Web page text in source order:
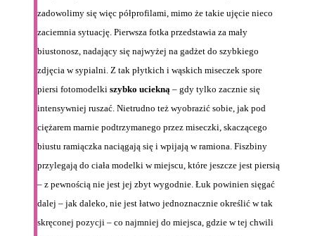
zadowolimy się więc półprofilami, mimo że takie ujęcie nieco
zaciemnia sytuację. Pierwsza fotka przedstawia za mały
biustonosz, nadający się najwyżej na gadżet do szybkiego
zdjęcia w sypialni. Z tak płytkich i wąskich miseczek spore
piersi fotomodelki szybko uciekną – gdy tylko zacznie się
intensywniej ruszać. Nietrudno też wyobrazić sobie, jak pod
ciężarem marnie podtrzymanego przez miseczki, skaczącego
biustu ramiączka naciągają się i wpijają w ramiona. Fiszbiny
przylegają do ciała modelki w miejscu, które jeszcze jest piersią
– z pewnością nie jest jej zbyt wygodnie. Łuk powinien sięgać
dalej – jak daleko, nie jest łatwo jednoznacznie określić w tak
skręconej pozycji – co najmniej do miejsca, gdzie w tej chwili